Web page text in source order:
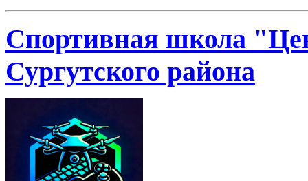
Спортивная школа
Сургутского района